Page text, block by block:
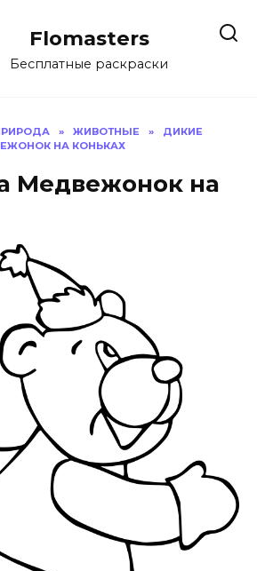
Flomasters
Бесплатные раскраски
» ЖИВОТНЫЕ »
ДИКИЕ
НА КОНЬКАХ
Медвежонок на